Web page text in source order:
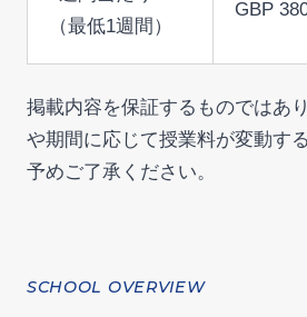
（最低1週間）
GBP
掲載内容を保証するものではあ
や期間に応じて授業料が変動す
予めご了承ください。
SCHOOL OVERVIEW